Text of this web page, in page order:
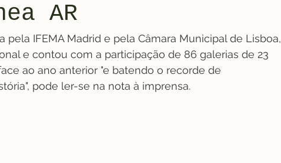
AR
pela IFEMA Madrid e pela Câmara Municipal de Lisboa,
e contou com a participação de 86 galerias de 23
ao ano anterior "e batendo o recorde de
pode ler-se na nota à imprensa.